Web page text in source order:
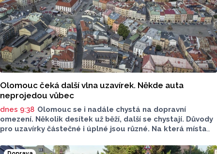
Olomouc čeká další vlna uzavírek. Někde auta
neprojedou vůbec
dnes 9:38 Olomouc se i nadále chystá na dopravní
omezení. Několik desítek už běží, další se chystají. Důvody
pro uzavírky částečné i úplné jsou různé. Na která místa